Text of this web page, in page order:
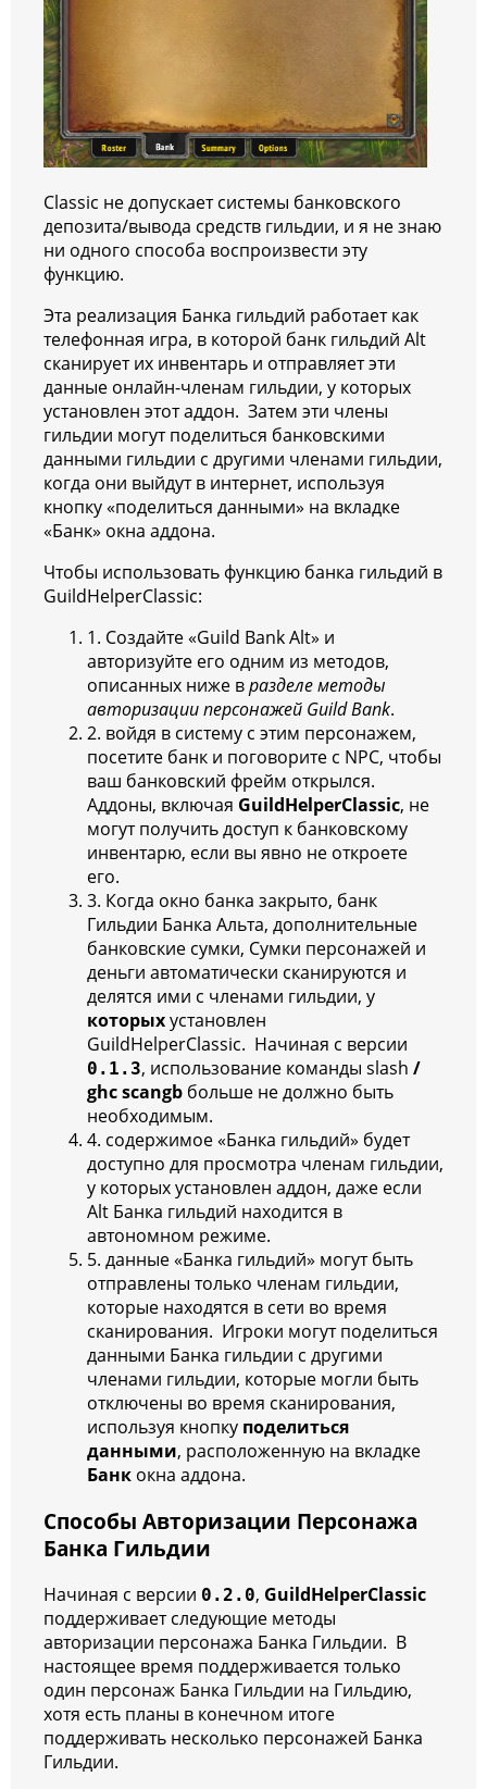
Classic не допускает системы банковского
депозита/вывода средств гильдии, и я не знаю
ни одного способа воспроизвести эту
функцию.
Эта реализация Банка гильдий работает как
телефонная игра, в которой банк гильдий Alt
сканирует их инвентарь и отправляет эти
данные онлайн-членам гильдии, у которых
установлен этот аддон. Затем эти члены
гильдии могут поделиться банковскими
данными гильдии с другими членами гильдии,
когда они выйдут в интернет, используя
кнопку «поделиться данными» на вкладке
«Банк» окна аддона.
Чтобы использовать функцию банка гильдий в
GuildHelperClassic:
1. Создайте «Guild Bank Alt» и
авторизуйте его одним из методов,
описанных ниже вразделе методы
авторизации персонажей Guild Bank.
2. войдя в систему с этим персонажем,
посетите банк и поговорите с NPC, чтобы
ваш банковский фрейм открылся.
Аддоны, включая GuildHelperClassic, не
могут получить доступ к банковскому
инвентарю, если вы явно не откроете
его.
3. Когда окно банка закрыто, банк
Гильдии Банка Альта, дополнительные
банковские сумки, Сумки персонажей и
деньги автоматически сканируются и
делятся ими с членами гильдии, у
которыхустановлен
GuildHelperClassic. Начиная с версии
0.1.3, использование команды slash /
ghc scangb больше не должно быть
необходимым.
4. содержимое «Банка гильдий» будет
доступно для просмотра членам гильдии,
у которых установлен аддон, даже если
Alt Банка гильдий находится в
автономном режиме.
5. данные «Банка гильдий» могут быть
отправлены только членам гильдии,
которые находятся в сети во время
сканирования. Игроки могут поделиться
данными Банка гильдии с другими
членами гильдии, которые могли быть
отключены во время сканирования,
используя кнопку поделиться
данными, расположенную на вкладке
Банк окна аддона.
Способы Авторизации Персонажа
Банка Гильдии
Начиная с версии 0.2.0, GuildHelperClassic
поддерживает следующие методы
авторизации персонажа Банка Гильдии. В
настоящее время поддерживается только
один персонаж Банка Гильдии на Гильдию,
хотя есть планы в конечном итоге
поддерживать несколько персонажей Банка
Гильдии.